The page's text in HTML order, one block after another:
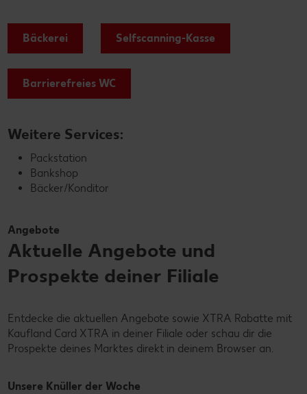
Bäckerei Selfscanning-Kasse
Barrierefreies WC
Weitere Services:
Packstation
Bankshop
Bäcker/Konditor
Angebote
Aktuelle Angebote und
Prospekte deiner Filiale
Entdecke die aktuellen Angebote sowie XTRA Rabatte mit
Kaufland Card XTRA in deiner Filiale oder schau dir die
Prospekte deines Marktes direkt in deinem Browser an.
Unsere Knüller der Woche